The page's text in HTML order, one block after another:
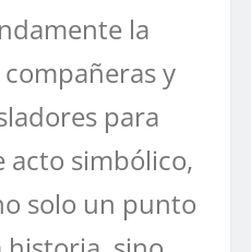
la
y
para
acto simbólico,
solo un punto